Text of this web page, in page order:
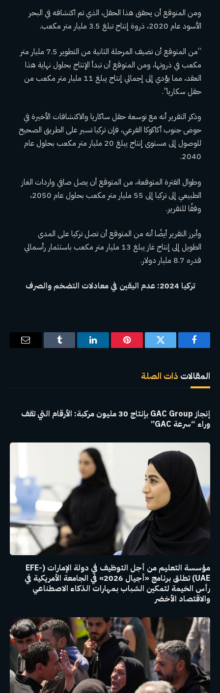
ومن المتوقع أن يحقق هذا الحقل، الذي تم اكتشافه في البحر
الأسود عام 2020، ذروة إنتاج تبلغ 3.5 مليار متر مكعب.
“من المتوقع أن تضيف المرحلة الثانية من التطوير 7.5 مليار متر
مكعب في ذروتها، ومن المتوقع أن تبدأ الإنتاج بحلول نهاية هذا
العقد، مما يؤدي إلى إجمالي إنتاج يبلغ 11 مليار متر مكعب من
حقل سكاريا”.
وذكر التقرير أنه مع توسعة حقل ساكاريا والاكتشافات الأخيرة في
حوض جنوب أكاكوكا الفرعي، فإن تركيا تسير على الطريق الصحيح
للوصول إلى مستوى إنتاج يبلغ 20 مليار متر مكعب بحلول عام
2040.
وطوال الفترة المتوقعة، من المتوقع أن يصل صافي واردات الغاز
الطبيعي إلى تركيا إلى 55 مليار متر مكعب بحلول عام 2050،
وفقًا للتقرير.
وأبرز التقرير أيضًا أنه من المتوقع أن تصل تركيا على المدى
الطويل إلى إنتاج غاز يبلغ 13 مليار متر مكعب باستثمار رأسمالي
قدره 8.7 مليار دولار.
تركيا 2024: عدم اليقين في معادلات التضخم والصرف
فيسبوك تويتر بينتيريستلينكدإن Tumblr
البريد
المقالات ذات الصلة
إنجاز GAC Group بإنتاج 30 مليون مركبة: الأرقام التي تقف
وراء “سرعة GAC”
مؤسسة التعليم من أجل التوظيف في دولة الإمارات (EFE-
UAE) تطلق برنامج «أجيال 2026» في الجامعة الأمريكية في
رأس الخيمة لتمكين الشباب بمهارات الذكاء الاصطناعي
والاقتصاد الأخضر